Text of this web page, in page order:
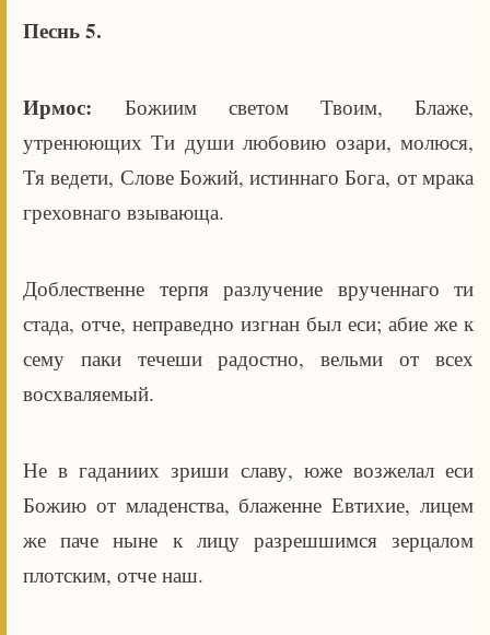
Песнь 5.
Ирмос: Божиим светом Твоим, Блаже,
утренюющих Ти души любовию озари, молюся,
Тя ведети, Слове Божий, истиннаго Бога, от мрака
греховнаго взывающа.
Доблественне терпя разлучение врученнаго ти
стада, отче, неправедно изгнан был еси; абие же к
сему паки течеши радостно, вельми от всех
восхваляемый.
Не в гаданиих зриши славу, юже возжелал еси
Божию от младенства, блаженне Евтихие, лицем
же паче ныне к лицу разрешшимся зерцалом
плотским, отче наш.